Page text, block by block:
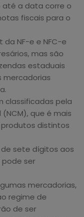
até a data corre o
fiscais para o
NF-e e NFC-e
mas são
estaduais
mercadorias
classificadas pela
que é mais
distintos
sete dígitos aos
ser
mercadorias,
regime de
de ser